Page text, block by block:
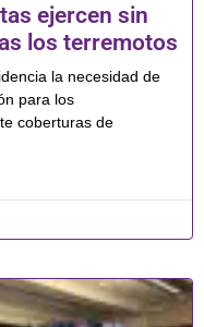
ejercen sin
los terremotos
la necesidad de
para los
coberturas de